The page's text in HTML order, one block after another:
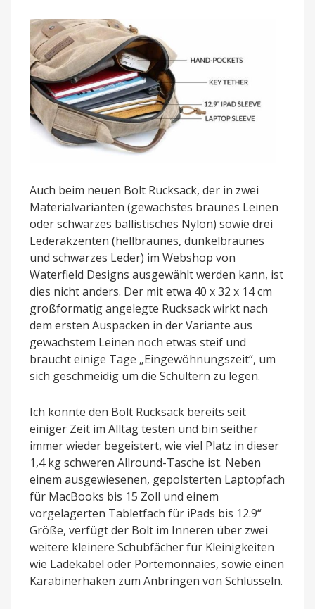
Auch beim neuen Bolt Rucksack, der in zwei
Materialvarianten (gewachstes braunes Leinen
oder schwarzes ballistisches Nylon) sowie drei
Lederakzenten (hellbraunes, dunkelbraunes
und schwarzes Leder) im Webshop von
Waterfield Designs ausgewählt werden kann, ist
dies nicht anders. Der mit etwa 40 x 32 x 14 cm
großformatig angelegte Rucksack wirkt nach
dem ersten Auspacken in der Variante aus
gewachstem Leinen noch etwas steif und
braucht einige Tage „Eingewöhnungszeit“, um
sich geschmeidig um die Schultern zu legen.
Ich konnte den Bolt Rucksack bereits seit
einiger Zeit im Alltag testen und bin seither
immer wieder begeistert, wie viel Platz in dieser
1,4 kg schweren Allround-Tasche ist. Neben
einem ausgewiesenen, gepolsterten Laptopfach
für MacBooks bis 15 Zoll und einem
vorgelagerten Tabletfach für iPads bis 12.9“
Größe, verfügt der Bolt im Inneren über zwei
weitere kleinere Schubfächer für Kleinigkeiten
wie Ladekabel oder Portemonnaies, sowie einen
Karabinerhaken zum Anbringen von Schlüsseln.